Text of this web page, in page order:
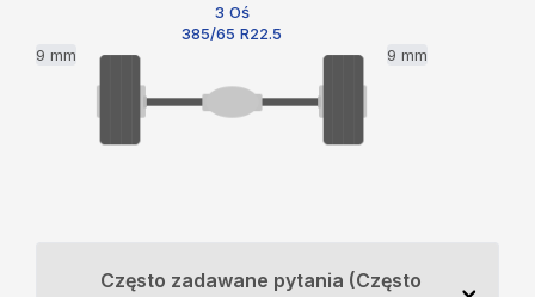
3 Oś
385/65 R22.5
9 mm
9 mm
Często zadawane pytania (Często